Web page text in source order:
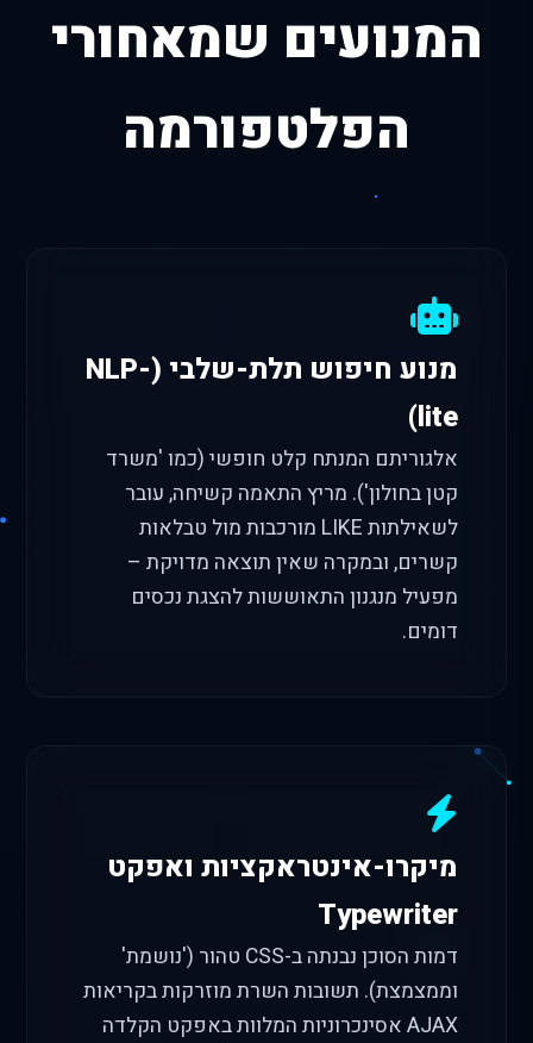
המנועים שמאחורי
הפלטפורמה
מנוע חיפוש תלת-שלבי (NLP-
lite)
אלגוריתם המנתח קלט חופשי (כמו 'משרד
קטן בחולון'). מריץ התאמה קשיחה, עובר
לשאילתות LIKE מורכבות מול טבלאות
קשרים, ובמקרה שאין תוצאה מדויקת –
מפעיל מנגנון התאוששות להצגת נכסים
דומים.
מיקרו-אינטראקציות ואפקט
Typewriter
דמות הסוכן נבנתה ב-CSS טהור ('נושמת'
וממצמצת). תשובות השרת מוזרקות בקריאות
AJAX אסינכרוניות המלוות באפקט הקלדה